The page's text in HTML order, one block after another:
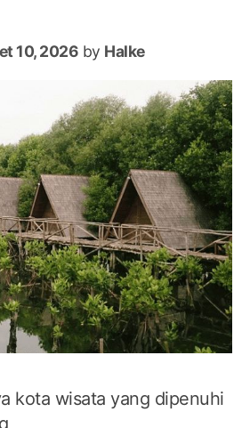
10, 2026 by Halke
kota wisata yang dipenuhi